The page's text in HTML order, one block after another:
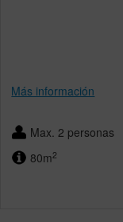
Más información
Max. 2 personas
80m2